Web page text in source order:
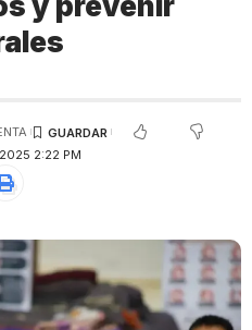
2:22 PM